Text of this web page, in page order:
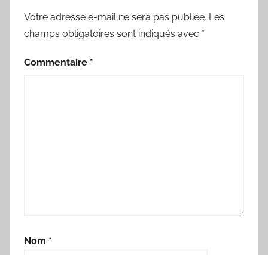
Votre adresse e-mail ne sera pas publiée. Les
champs obligatoires sont indiqués avec *
Commentaire *
Nom *